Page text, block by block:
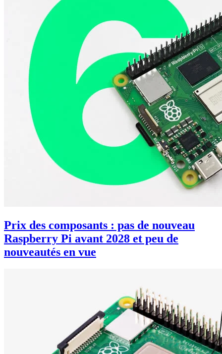
Prix des composants : pas de nouveau
Raspberry Pi avant 2028 et peu de
nouveautés en vue